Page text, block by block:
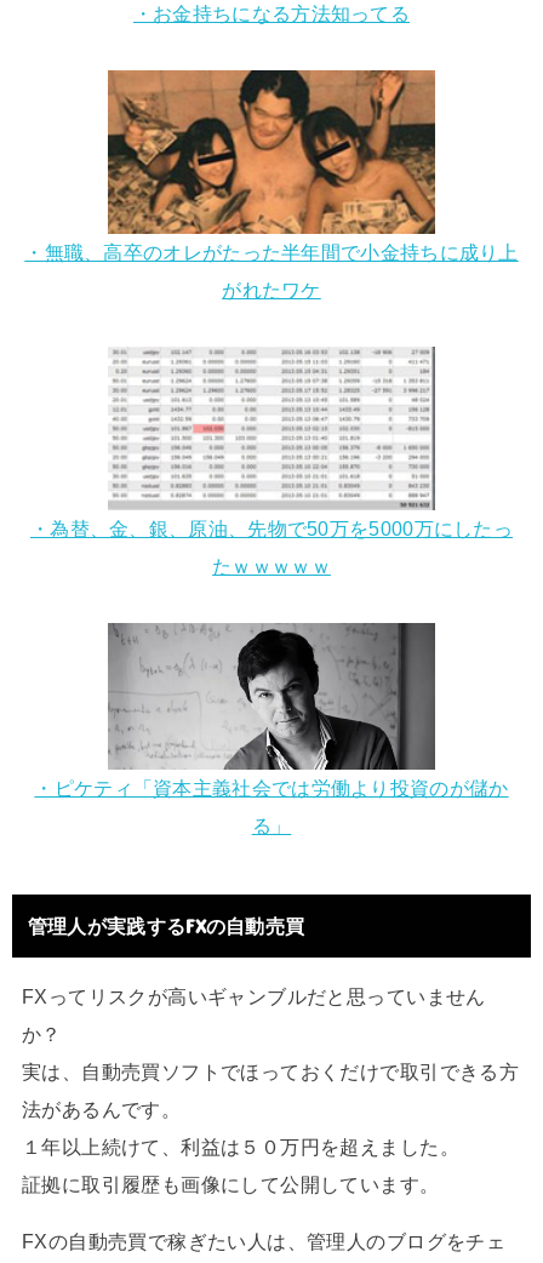
・お金持ちになる方法知ってる
・無職、高卒のオレがたった半年間で小金持ちに成り上
がれたワケ
・為替、金、銀、原油、先物で50万を5000万にしたっ
たｗｗｗｗｗ
・ピケティ「資本主義社会では労働より投資のが儲か
る」
管理人が実践するFXの自動売買
FXってリスクが高いギャンブルだと思っていません
か？
実は、自動売買ソフトでほっておくだけで取引できる方
法があるんです。
１年以上続けて、利益は５０万円を超えました。
証拠に取引履歴も画像にして公開しています。
FXの自動売買で稼ぎたい人は、管理人のブログをチェ